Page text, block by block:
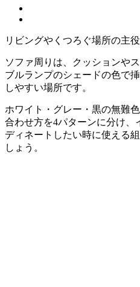
リビングやくつろぐ場所の主
ソファ周りは、クッションや
ブルランプのシェードの色で
しやすい場所です。
ホワイト・グレー・黒の無難
合わせ方を4パターンに分け、
ディネートしたい時に使える
しょう。